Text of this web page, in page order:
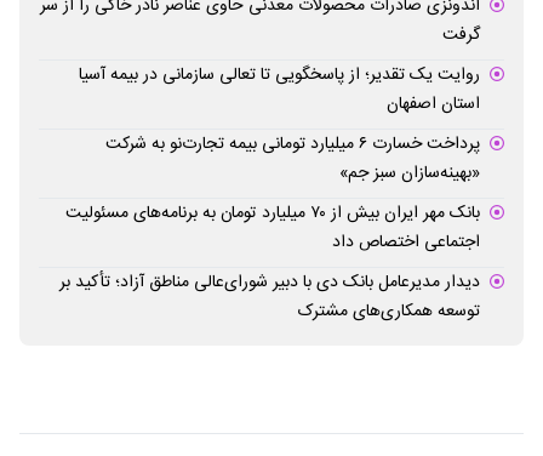
اندونزی صادرات محصولات معدنی حاوی عناصر نادر خاکی را از سر
گرفت
روایت یک تقدیر؛ از پاسخگویی تا تعالی سازمانی در بیمه آسیا
استان اصفهان
پرداخت خسارت ۶ میلیارد تومانی بیمه تجارت‌نو به شرکت
«بهینه‌سازان سبز جم»
بانک مهر ایران بیش از ۷۰ میلیارد تومان به برنامه‌های مسئولیت
اجتماعی اختصاص داد
دیدار مدیرعامل بانک دی با دبیر شورای‌عالی مناطق آزاد؛ تأکید بر
توسعه همکاری‌های مشترک